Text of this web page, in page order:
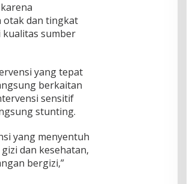
otak dan tingkat
kualitas sumber
yang tepat
berkaitan
sensitif
stunting.
yang menyentuh
dan kesehatan,
bergizi,”